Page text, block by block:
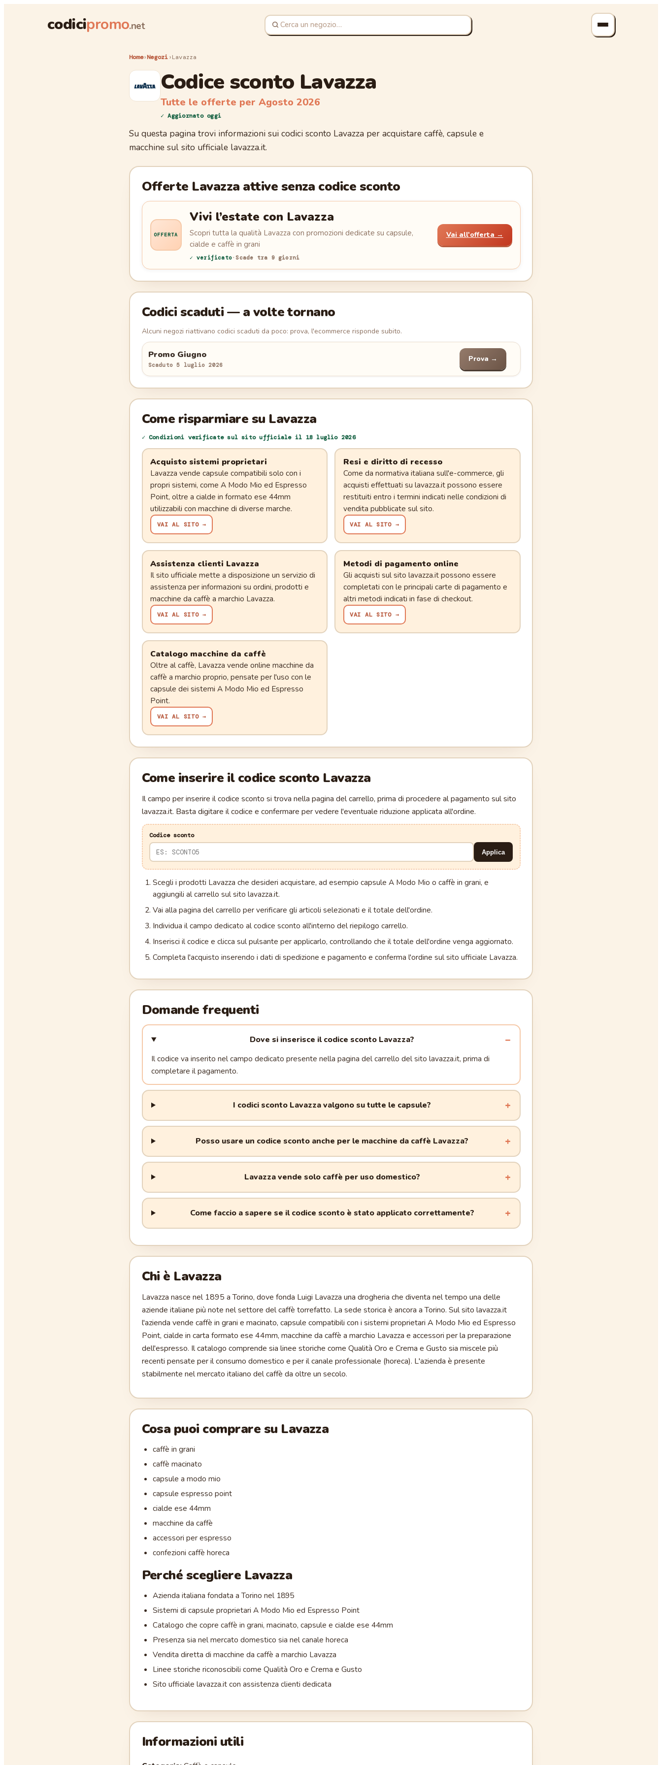
codicipromo.net
Home›Negozi›Lavazza
Codice sconto Lavazza
Tutte le offerte per Agosto 2026
✓Aggiornato oggi
Su questa pagina trovi informazioni sui codici sconto Lavazza per acquistare caffè, capsule e
macchine sul sito ufficiale lavazza.it.
Offerte Lavazza attive senza codice sconto
OFFERTA
Vivi l’estate con Lavazza
Scopri tutta la qualità Lavazza con promozioni dedicate su capsule,
cialde e caffè in grani
✓ verificato· Scade tra 9 giorni
Vai all'offerta →
Codici scaduti — a volte tornano
Alcuni negozi riattivano codici scaduti da poco: prova, l'ecommerce risponde subito.
Promo Giugno
Scaduto5 luglio 2026
Prova →
Come risparmiare su Lavazza
✓ Condizioni verificate sul sito ufficiale il 18 luglio 2026
Acquisto sistemi proprietari
Lavazza vende capsule compatibili solo con i
propri sistemi, come A Modo Mio ed Espresso
Point, oltre a cialde in formato ese 44mm
utilizzabili con macchine di diverse marche.
VAI AL SITO →
Resi e diritto di recesso
Come da normativa italiana sull'e-commerce, gli
acquisti effettuati su lavazza.it possono essere
restituiti entro i termini indicati nelle condizioni di
vendita pubblicate sul sito.
VAI AL SITO →
Assistenza clienti Lavazza
Il sito ufficiale mette a disposizione un servizio di
assistenza per informazioni su ordini, prodotti e
macchine da caffè a marchio Lavazza.
VAI AL SITO →
Metodi di pagamento online
Gli acquisti sul sito lavazza.it possono essere
completati con le principali carte di pagamento e
altri metodi indicati in fase di checkout.
VAI AL SITO →
Catalogo macchine da caffè
Oltre al caffè, Lavazza vende online macchine da
caffè a marchio proprio, pensate per l'uso con le
capsule dei sistemi A Modo Mio ed Espresso
Point.
VAI AL SITO →
Come inserire il codice sconto Lavazza
Il campo per inserire il codice sconto si trova nella pagina del carrello, prima di procedere al pagamento sul sito
lavazza.it. Basta digitare il codice e confermare per vedere l'eventuale riduzione applicata all'ordine.
Codice sconto
Applica
Scegli i prodotti Lavazza che desideri acquistare, ad esempio capsule A Modo Mio o caffè in grani, e
aggiungili al carrello sul sito lavazza.it.
Vai alla pagina del carrello per verificare gli articoli selezionati e il totale dell'ordine.
Individua il campo dedicato al codice sconto all'interno del riepilogo carrello.
Inserisci il codice e clicca sul pulsante per applicarlo, controllando che il totale dell'ordine venga aggiornato.
Completa l'acquisto inserendo i dati di spedizione e pagamento e conferma l'ordine sul sito ufficiale Lavazza.
Domande frequenti
Dove si inserisce il codice sconto Lavazza?
Il codice va inserito nel campo dedicato presente nella pagina del carrello del sito lavazza.it, prima di
completare il pagamento.
I codici sconto Lavazza valgono su tutte le capsule?
Posso usare un codice sconto anche per le macchine da caffè Lavazza?
Lavazza vende solo caffè per uso domestico?
Come faccio a sapere se il codice sconto è stato applicato correttamente?
Chi è Lavazza
Lavazza nasce nel 1895 a Torino, dove fonda Luigi Lavazza una drogheria che diventa nel tempo una delle
aziende italiane più note nel settore del caffè torrefatto. La sede storica è ancora a Torino. Sul sito lavazza.it
l'azienda vende caffè in grani e macinato, capsule compatibili con i sistemi proprietari A Modo Mio ed Espresso
Point, cialde in carta formato ese 44mm, macchine da caffè a marchio Lavazza e accessori per la preparazione
dell'espresso. Il catalogo comprende sia linee storiche come Qualità Oro e Crema e Gusto sia miscele più
recenti pensate per il consumo domestico e per il canale professionale (horeca). L'azienda è presente
stabilmente nel mercato italiano del caffè da oltre un secolo.
Cosa puoi comprare su Lavazza
caffè in grani
caffè macinato
capsule a modo mio
capsule espresso point
cialde ese 44mm
macchine da caffè
accessori per espresso
confezioni caffè horeca
Perché scegliere Lavazza
Azienda italiana fondata a Torino nel 1895
Sistemi di capsule proprietari A Modo Mio ed Espresso Point
Catalogo che copre caffè in grani, macinato, capsule e cialde ese 44mm
Presenza sia nel mercato domestico sia nel canale horeca
Vendita diretta di macchine da caffè a marchio Lavazza
Linee storiche riconoscibili come Qualità Oro e Crema e Gusto
Sito ufficiale lavazza.it con assistenza clienti dedicata
Informazioni utili